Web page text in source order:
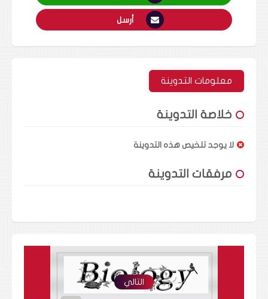
أرسل
معلومات التدوينة
خلاصة التدوينة
لا يوجد تلخيص هذه التدوينة
مرفقات التدوينة
التالي